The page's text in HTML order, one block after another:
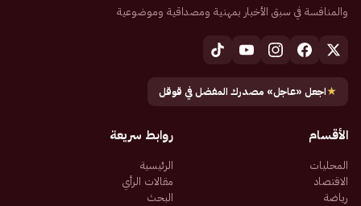
والمنافسة في سبق الأخبار بمهنية ومصداقية وموضوعية
★اجعل «عاجل» مصدرك المفضل في قوقل
الأقسام
المحليات
الاقتصاد
رياضة
روابط سريعة
الرئيسية
مقالات الرأي
البحث